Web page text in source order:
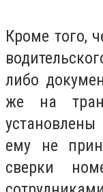
Кроме того,
либо
же на
ему не
сверки